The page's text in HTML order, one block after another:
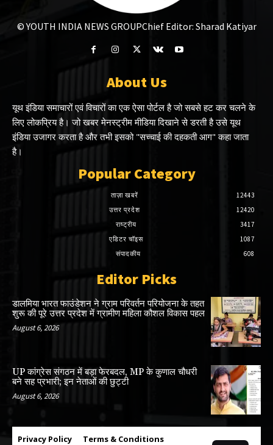
© YOUTH INDIA NEWS GROUPChief Editor: Sharad Katiyar
About Us
यूथ इंडिया समाचारों एवं विचारों का एक ऐसा पोर्टल है जो सबसे हट कर चलने के
लिए लोकप्रिय है। जो खबर मेनस्ट्रीम मीडिया दिखाने से डरती है उसे यूथ
इंडिया उजागर करता है और तभी इसको "सच्चाई की दहकती आग" कहा जाता
है।
Popular Category
ताज़ा खबरें
12443
उत्तर प्रदेश
12420
राष्ट्रीय
3417
एडिटर चॉइस
1087
संपादकीय
608
Editor Picks
डालमिया भारत फाउंडेशन ने ग्राम परिवर्तन परियोजना के तहत
शुरू की पूरे उत्तर प्रदेश में ग्रामीण महिला कौशल विकास पहल
August 6, 2026
UP कांग्रेस संगठन में बड़ा फेरबदल, MP के कुणाल चौधरी
बने सह प्रभारी; इन नेताओं की छुट्टी
August 6, 2026
Privacy Policy Terms & Conditions